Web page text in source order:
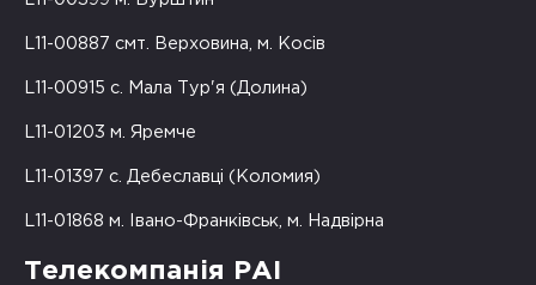
L11-00887 смт. Верховина, м. Косів
L11-00915 с. Мала Тур'я (Долина)
L11-01203 м. Яремче
L11-01397 с. Дебеславці (Коломия)
L11-01868 м. Івано-Франківськ, м. Надвірна
Телекомпанія РАІ